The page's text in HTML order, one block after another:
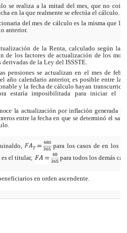
se realiza a la mitad del mes, que no
en la que realmente se efectúa el cálculo.
del mes de cálculo es la misma que la
anterior.
de la Renta, calculado según la
de los factores de actualización de los
derivadas de la Ley del ISSSTE.
pensiones se actualizan en el mes de
año calendario anterior, es posible entre la
y la fecha de cálculo hayan transcurrido
estaría imposibilitada para iniciar el
la actualización por inflación generada
entre la fecha en que se determinó el
para los casos de en los
el titular,
para todos los demás
en orden ascendente.